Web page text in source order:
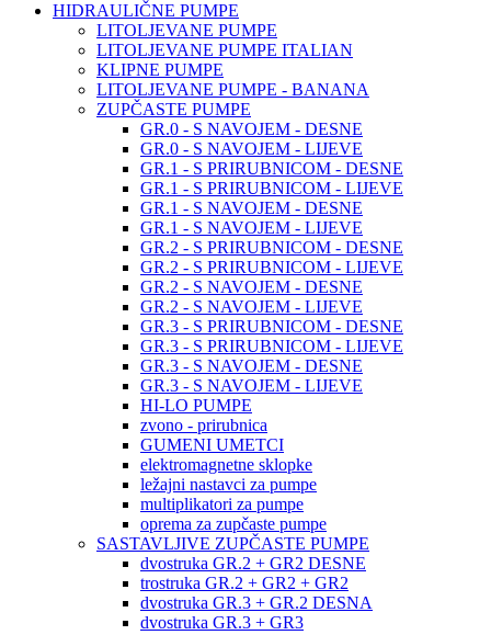
HIDRAULIČNE PUMPE
LITOLJEVANE PUMPE
LITOLJEVANE PUMPE ITALIAN
KLIPNE PUMPE
LITOLJEVANE PUMPE - BANANA
ZUPČASTE PUMPE
GR.0 - S NAVOJEM - DESNE
GR.0 - S NAVOJEM - LIJEVE
GR.1 - S PRIRUBNICOM - DESNE
GR.1 - S PRIRUBNICOM - LIJEVE
GR.1 - S NAVOJEM - DESNE
GR.1 - S NAVOJEM - LIJEVE
GR.2 - S PRIRUBNICOM - DESNE
GR.2 - S PRIRUBNICOM - LIJEVE
GR.2 - S NAVOJEM - DESNE
GR.2 - S NAVOJEM - LIJEVE
GR.3 - S PRIRUBNICOM - DESNE
GR.3 - S PRIRUBNICOM - LIJEVE
GR.3 - S NAVOJEM - DESNE
GR.3 - S NAVOJEM - LIJEVE
HI-LO PUMPE
zvono - prirubnica
GUMENI UMETCI
elektromagnetne sklopke
ležajni nastavci za pumpe
multiplikatori za pumpe
oprema za zupčaste pumpe
SASTAVLJIVE ZUPČASTE PUMPE
dvostruka GR.2 + GR2 DESNE
trostruka GR.2 + GR2 + GR2
dvostruka GR.3 + GR.2 DESNA
dvostruka GR.3 + GR3